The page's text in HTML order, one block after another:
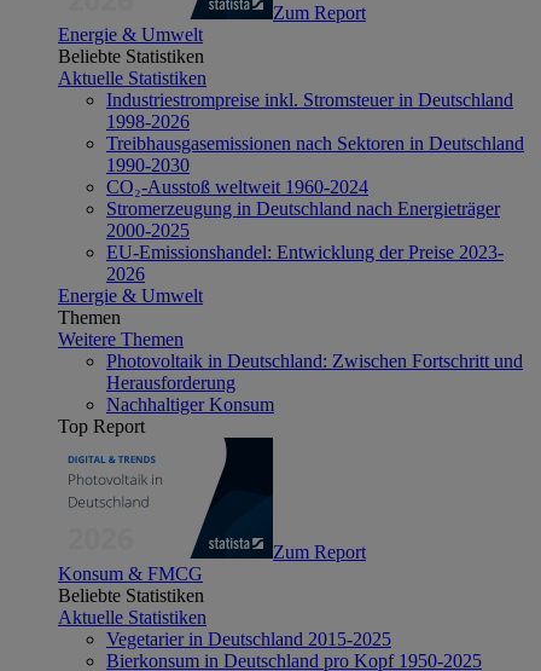
Zum Report
Energie & Umwelt
Beliebte Statistiken
Aktuelle Statistiken
Industriestrompreise inkl. Stromsteuer in Deutschland
1998-2026
Treibhausgasemissionen nach Sektoren in Deutschland
1990-2030
CO₂-Ausstoß weltweit 1960-2024
Stromerzeugung in Deutschland nach Energieträger
2000-2025
EU-Emissionshandel: Entwicklung der Preise 2023-
2026
Energie & Umwelt
Themen
Weitere Themen
Photovoltaik in Deutschland: Zwischen Fortschritt und
Herausforderung
Nachhaltiger Konsum
Top Report
Zum Report
Konsum & FMCG
Beliebte Statistiken
Aktuelle Statistiken
Vegetarier in Deutschland 2015-2025
Bierkonsum in Deutschland pro Kopf 1950-2025